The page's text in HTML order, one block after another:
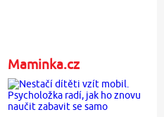
Maminka.cz